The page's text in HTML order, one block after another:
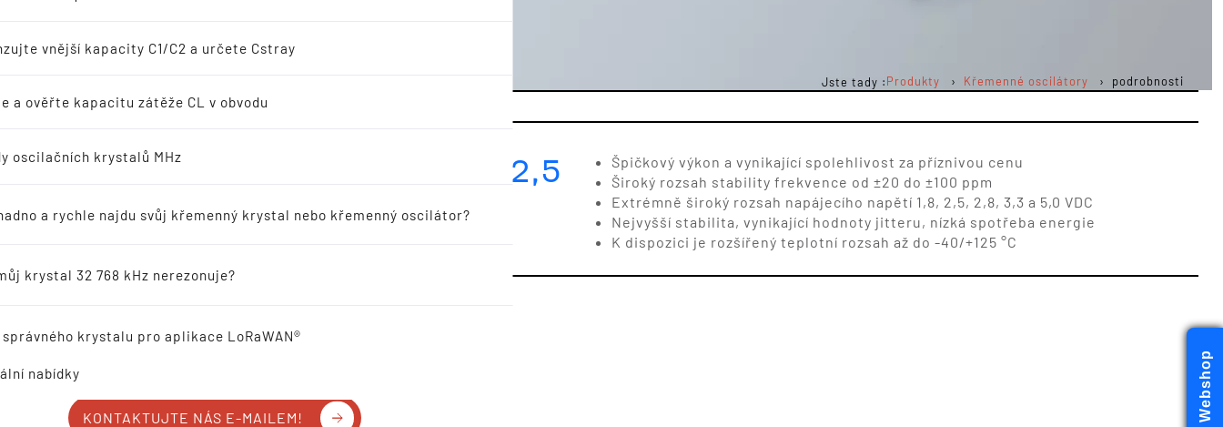
s frekvencí 32 768 kHz
nabídky
vnější kapacity C1/C2 a určete Cstray
a ověřte kapacitu zátěže CL v obvodu
oscilačních krystalů MHz
a rychle najdu svůj křemenný krystal nebo křemenný oscilátor?
krystal 32 768 kHz nerezonuje?
správného krystalu pro aplikace LoRaWAN®
Jste tady :Produkty Křemenné oscilátory podrobnosti
SMD SPXO OSZILLATOR 3,2 x 2,5
mm 0,2-167,0 MHz
Špičkový výkon a vynikající spolehlivost za příznivou cenu
Široký rozsah stability frekvence od ±20 do ±100 ppm
Extrémně široký rozsah napájecího napětí 1,8, 2,5, 2,8, 3,3 a 5,0 VDC
Nejvyšší stabilita, vynikající hodnoty jitteru, nízká spotřeba energie
K dispozici je rozšířený teplotní rozsah až do -40/+125 °C
KONTAKTUJTE NÁS E-MAILEM! Webshop